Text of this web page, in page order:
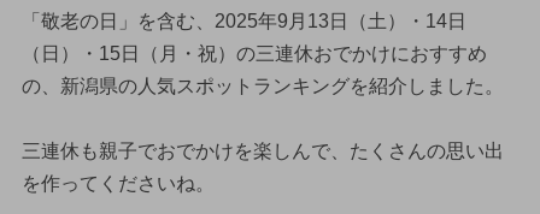
「敬老の日」を含む、2025年9月13日（土）・14日
（日）・15日（月・祝）の三連休おでかけにおすすめ
の、新潟県の人気スポットランキングを紹介しました。
三連休も親子でおでかけを楽しんで、たくさんの思い出
を作ってくださいね。